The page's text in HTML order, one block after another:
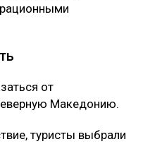
от
Македонию.
туристы выбрали